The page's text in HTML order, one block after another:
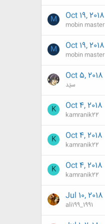
Oct 19, 2018
mobin master
M
Oct 19, 2018
mobin master
M
Oct 5, 2018
سیّد
Oct 4, 2018
kamranik22
K
Oct 4, 2018
kamranik22
K
Oct 4, 2018
kamranik22
K
Jul 10, 2018
ali199_1991